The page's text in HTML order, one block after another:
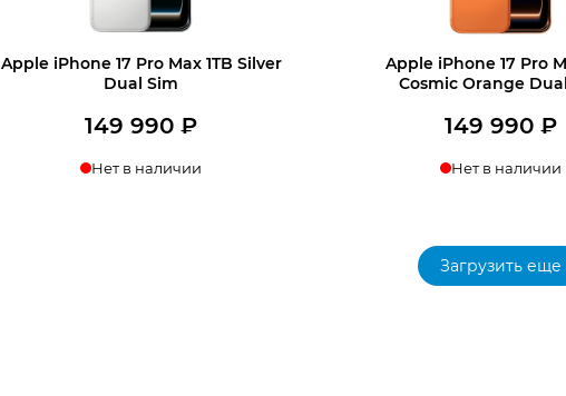
Apple iPhone 17 Pro Max 1TB Silver
Dual Sim
149 990₽
Нет в наличии
Apple iPhone 17 Pro
Cosmic Orange
149 990₽
Нет в наличии
Загрузить еще